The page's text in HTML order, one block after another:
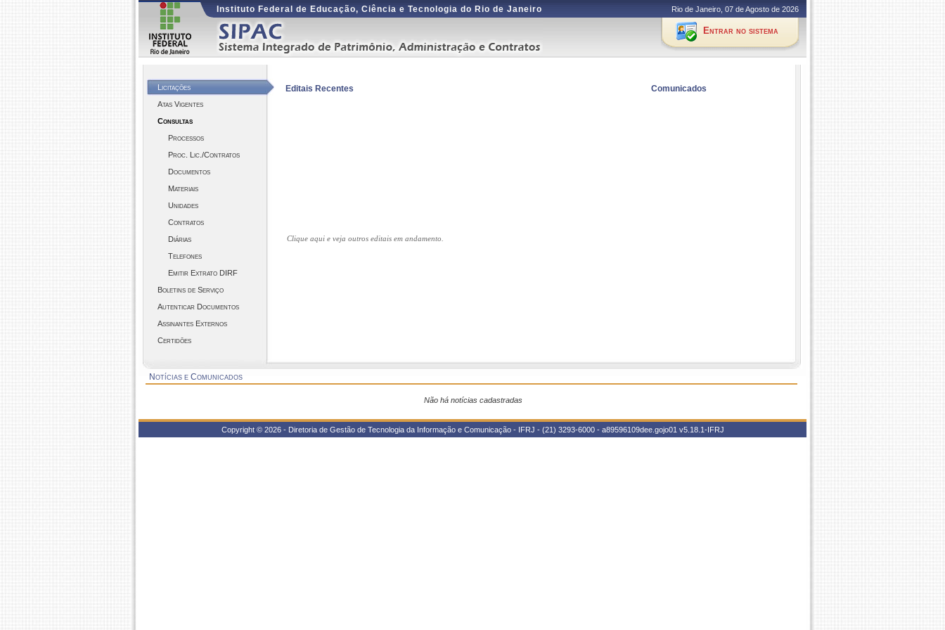
Instituto Federal de Educação, Ciência e Tecnologia do Rio de Janeiro Rio de Janeiro, 07 de Agosto de 2026
Entrar no sistema
Licitações
Atas Vigentes
Consultas
Processos
Proc. Lic./Contratos
Documentos
Materiais
Unidades
Contratos
Diárias
Telefones
Emitir Extrato DIRF
Boletins de Serviço
Autenticar Documentos
Assinantes Externos
Certidões
Editais Recentes
Clique aqui e veja outros editais em andamento.
Comunicados
Notícias e Comunicados
Não há notícias cadastradas
Copyright © 2026 - Diretoria de Gestão de Tecnologia da Informação e Comunicação - IFRJ - (21) 3293-6000 - a89596109dee.gojo01 v5.18.1-IFRJ